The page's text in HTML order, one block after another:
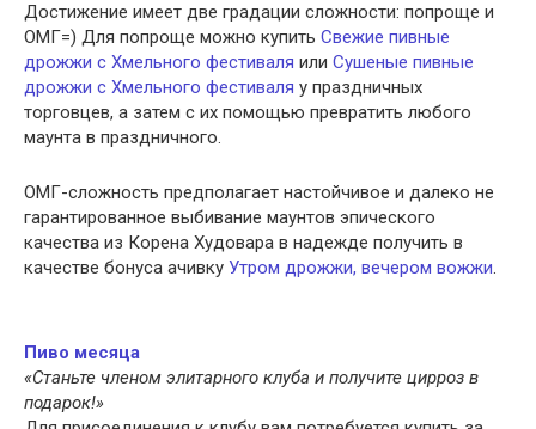
Достижение имеет две градации сложности: попроще и
ОМГ=) Для попроще можно купить Свежие пивные
дрожжи с Хмельного фестиваля или Сушеные пивные
дрожжи с Хмельного фестиваля у праздничных
торговцев, а затем с их помощью превратить любого
маунта в праздничного.
ОМГ-сложность предполагает настойчивое и далеко не
гарантированное выбивание маунтов эпического
качества из Корена Худовара в надежде получить в
качестве бонуса ачивку Утром дрожжи, вечером вожжи.
Пиво месяца
«Станьте членом элитарного клуба и получите цирроз в
подарок!»